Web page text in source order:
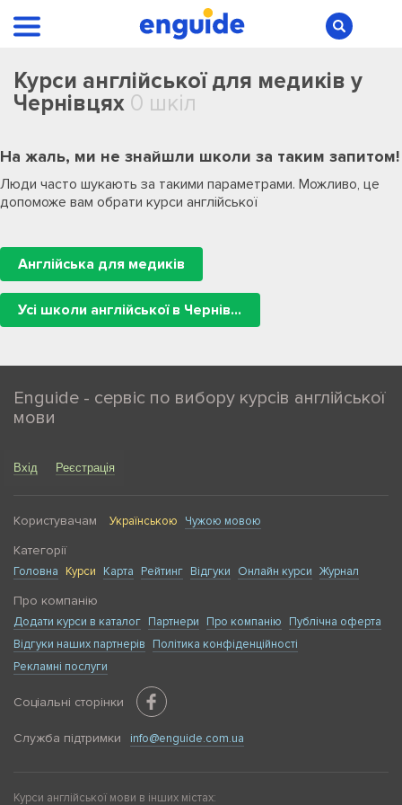
Курси англійської для медиків у
Чернівцях 0 шкіл
На жаль, ми не знайшли школи за таким запитом!
Люди часто шукають за такими параметрами. Можливо, це
допоможе вам обрати курси англійської
Англійська для медиків
Усі школи англійської в Чернівцях
Enguide - сервіс по вибору курсів англійської
мови
Вхід Реєстрація
Користувачам Українською Чужою мовою
Категорії
Головна Курси Карта Рейтинг Відгуки Онлайн курси Журнал
Про компанію
Додати курси в каталог Партнери Про компанію
Публічна оферта
Відгуки наших партнерів
Політика конфіденційності
Рекламні послуги
Соціальні сторінки
Служба підтримки info@enguide.com.ua
Курси англійської мови в інших містах: